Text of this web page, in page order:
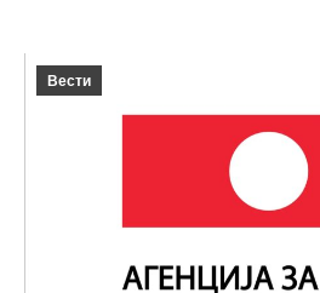
Вести